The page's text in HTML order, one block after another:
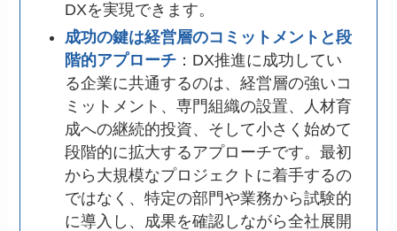
DXを実現できます。
成功の鍵は経営層のコミットメントと段
階的アプローチ：DX推進に成功してい
る企業に共通するのは、経営層の強いコ
ミットメント、専門組織の設置、人材育
成への継続的投資、そして小さく始めて
段階的に拡大するアプローチです。最初
から大規模なプロジェクトに着手するの
ではなく、特定の部門や業務から試験的
に導入し、成果を確認しながら全社展開